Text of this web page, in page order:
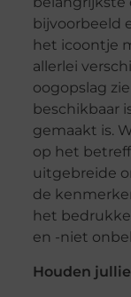
bijvoorbeeld
het icoontje
allerlei
oogopslag
beschikbaar
gemaakt is.
op het
uitgebreide
de
het
en -niet
Houden